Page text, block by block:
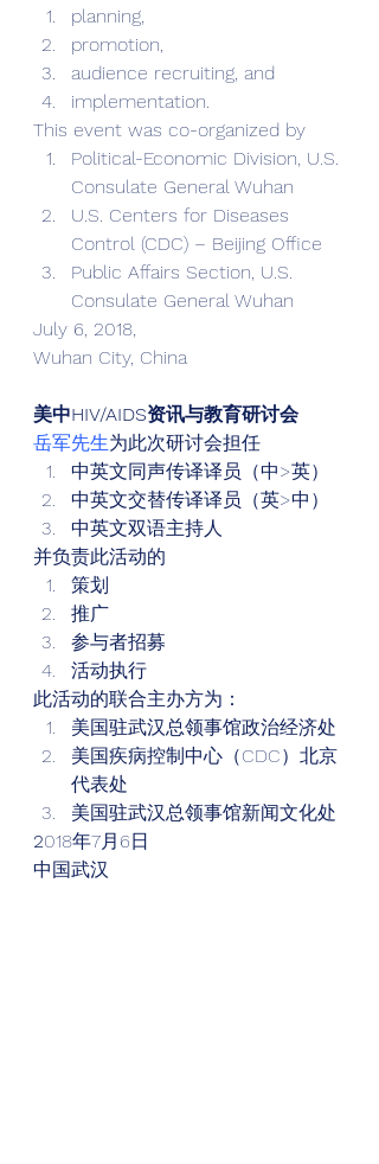
planning,
promotion,
audience recruiting, and
implementation.
This event was co-organized by
Political-Economic Division, U.S.
Consulate General Wuhan
U.S. Centers for Diseases
Control (CDC) – Beijing Office
Public Affairs Section, U.S.
Consulate General Wuhan
July 6, 2018,
Wuhan City, China
美中HIV/AIDS资讯与教育研讨会
岳军先生为此次研讨会担任
中英文同声传译译员（中>英）
中英文交替传译译员（英>中）
中英文双语主持人
并负责此活动的
策划
推广
参与者招募
活动执行
此活动的联合主办方为：
美国驻武汉总领事馆政治经济处
美国疾病控制中心（CDC）北京
代表处
美国驻武汉总领事馆新闻文化处
2018年7月6日
中国武汉